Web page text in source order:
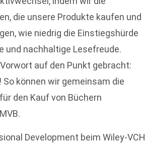
die unsere Produkte kaufen und
wie niedrig die Einstiegshürde
und nachhaltige Lesefreude.
auf den Punkt gebracht:
können wir gemeinsam die
den Kauf von Büchern
Development beim Wiley-VCH